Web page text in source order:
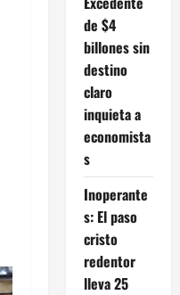
de $4
billones sin
destino
claro
inquieta a
economista
s
Inoperante
s: El paso
cristo
redentor
lleva 25